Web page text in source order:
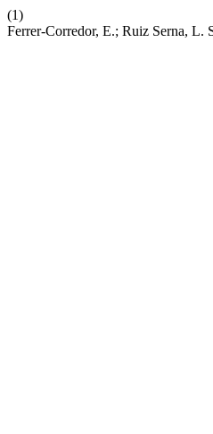
(1)
Ferrer-Corredor, E.; Ruiz Serna, L.